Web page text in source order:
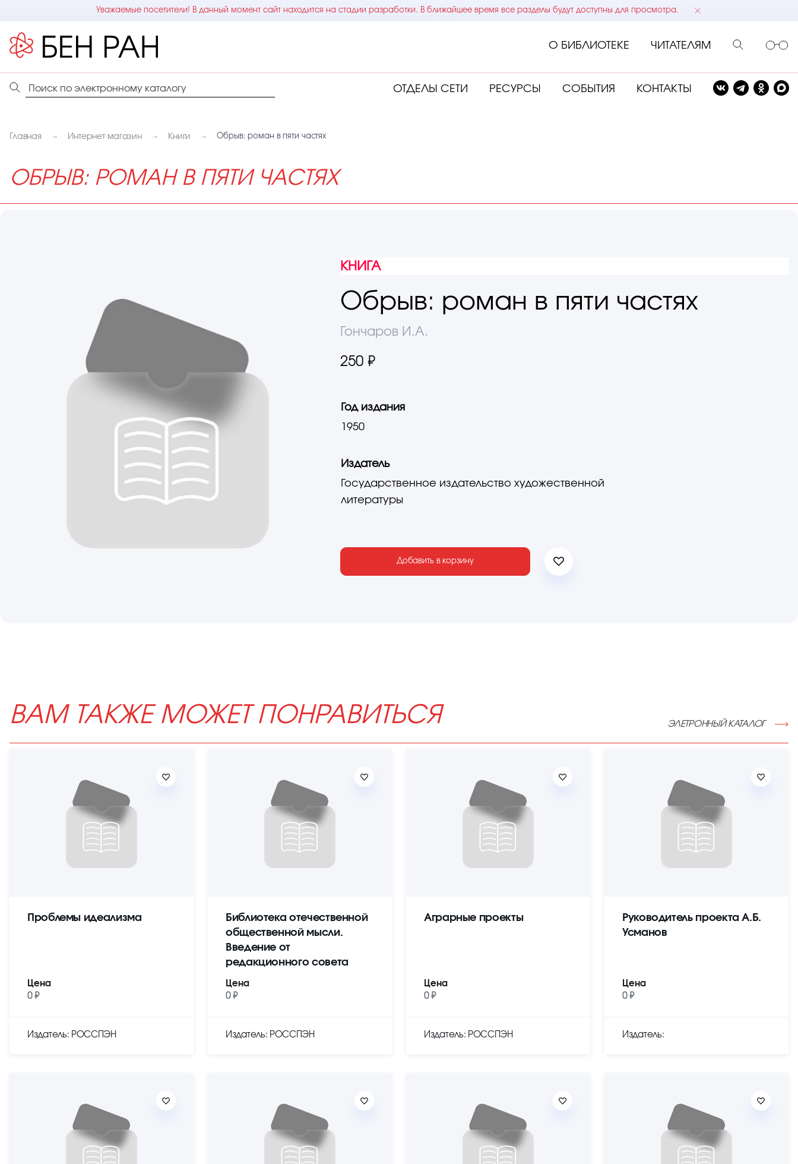
Уважаемые посетители! В данный момент сайт находится на стадии разработки. В ближайшее время все разделы будут доступны для просмотра.
О БИБЛИОТЕКЕ ЧИТАТЕЛЯМ
ОТДЕЛЫ СЕТИ РЕСУРСЫ СОБЫТИЯ КОНТАКТЫ
Главная Интернет магазин Книги Обрыв: роман в пяти частях
ОБРЫВ: РОМАН В ПЯТИ ЧАСТЯХ
КНИГА
Обрыв: роман в пяти частях
Гончаров И.А.
250 ₽
Год издания
1950
Издатель
Государственное издательство художественной
литературы
Добавить в корзину
ВАМ ТАКЖЕ МОЖЕТ ПОНРАВИТЬСЯ ЭЛЕТРОННЫЙ КАТАЛОГ
Проблемы идеализма
Цена
0 ₽
Издатель: РОССПЭН
Библиотека отечественной
общественной мысли.
Введение от
редакционного совета
Цена
0 ₽
Издатель: РОССПЭН
Аграрные проекты
Цена
0 ₽
Издатель: РОССПЭН
Руководитель проекта А.Б.
Усманов
Цена
0 ₽
Издатель: